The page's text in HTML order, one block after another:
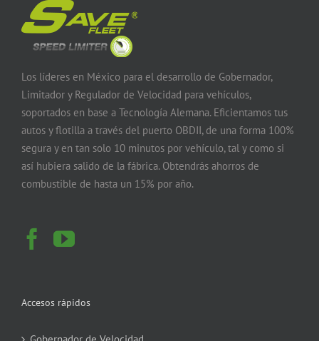
Los líderes en México para el desarrollo de Gobernador,
Limitador y Regulador de Velocidad para vehículos,
soportados en base a Tecnología Alemana. Eficientamos tus
autos y flotilla a través del puerto OBDII, de una forma 100%
segura y en tan solo 10 minutos por vehículo, tal y como si
así hubiera salido de la fábrica. Obtendrás ahorros de
combustible de hasta un 15% por año.
Accesos rápidos